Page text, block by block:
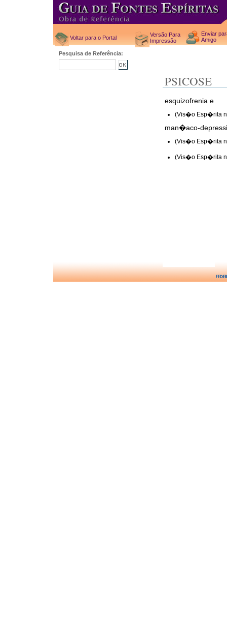
Voltar para o Portal
Versão Para
Impressão
Enviar
Amigo
Pesquisa de Referência:
PSICOSE
esquizofrenia e
(Vis�o Esp�rita
man�aco-
(Vis�o Esp�rita
(Vis�o Esp�rita